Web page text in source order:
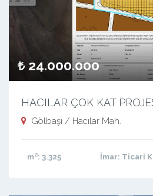
24.000.000
Gölbaşı / Hacılar Mah.
m²: 3.325 İmar: Ticari Konut